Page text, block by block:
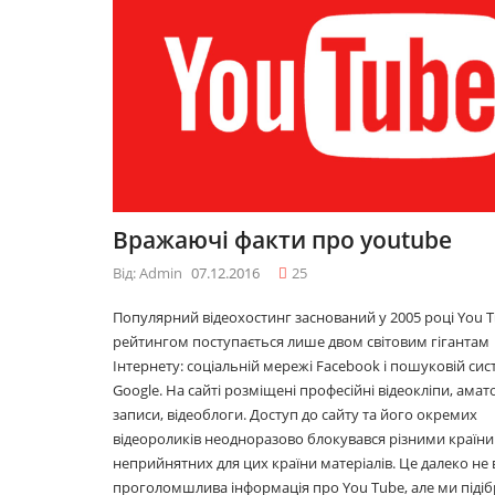
Вражаючі факти про youtube
Від: Admin 07.12.2016 25
Популярний відеохостинг заснований у 2005 році You
рейтингом поступається лише двом світовим гігантам
Інтернету: соціальній мережі Facebook і пошуковій
Google. На сайті розміщені професійні відеокліпи,
записи, відеоблоги. Доступ до сайту та його окремих
відеороликів неодноразово блокувався різними
неприйнятних для цих країни матеріалів. Це далеко не
проголомшлива інформація про You Tube, але ми
10 лайфхаків: як
легко прокидатися
вранці
2017році
29.11.2016
Топ 5 серіалів
08.06.2016